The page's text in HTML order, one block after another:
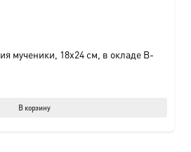
мученики, 18х24 см, в окладе B-
В корзину